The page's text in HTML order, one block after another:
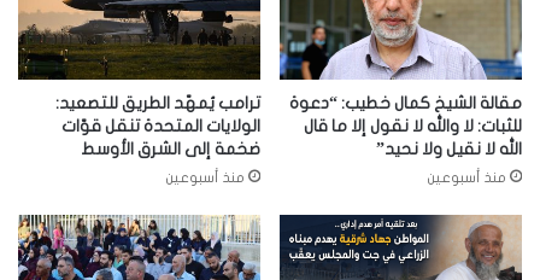
مقالة الشيخ كمال خطيب: “دعوة
للثبات: لا والله لا نقول إلا ما قال
الله لا نقيل ولا نحيد”
منذ أسبوعين
ترامب يُمهّد الطريق للتصعيد:
الولايات المتحدة تنقل قوّات
ضخمة إلى الشرق الأوسط
منذ أسبوعين